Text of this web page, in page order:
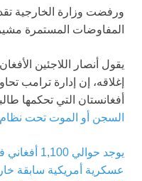
ورفضت وزارة الخارجية
المفاوضات المستمرة
يقول أنصار اللاجئين
إغلاقه، إن إدارة ترامب
أفغانستان التي تحكمها
السجن أو الموت تحت
يوجد
عسكرية أمريكية سابقة